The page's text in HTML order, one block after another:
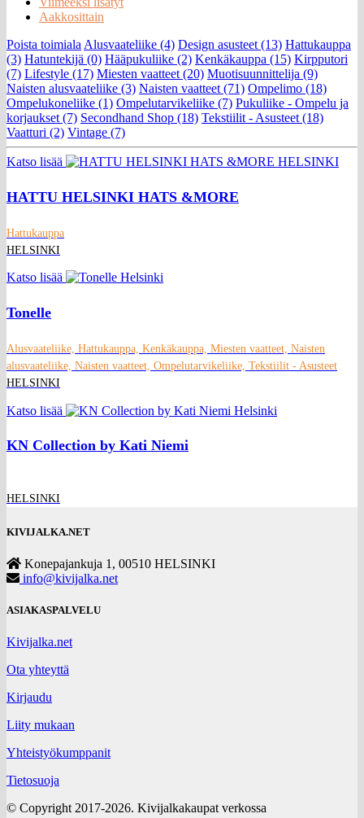
Aakkosittain
Poista toimiala Alusvaateliike (4) Design asusteet (13) Hattukauppa
(3) Hatuntekijä (0) Hääpukuliike (2) Kenkäkauppa (15) Kirpputori
(7) Lifestyle (17) Miesten vaatteet (20) Muotisuunnittelija (9)
Naisten alusvaateliike (3) Naisten vaatteet (71) Ompelimo (18)
Ompelukoneliike (1) Ompelutarvikeliike (7) Pukuliike - Ompelu ja
korjaukset (7) Secondhand Shop (18) Tekstiilit - Asusteet (18)
Vaatturi (2) Vintage (7)
Katso lisää
HATTU HELSINKI HATS &MORE
Hattukauppa
HELSINKI
Katso lisää
Tonelle
Alusvaateliike, Hattukauppa, Kenkäkauppa, Miesten vaatteet, Naisten
alusvaateliike, Naisten vaatteet, Ompelutarvikeliike, Tekstiilit - Asusteet
HELSINKI
Katso lisää
KN Collection by Kati Niemi
HELSINKI
KIVIJALKA.NET
Konepajankuja 1, 00510 HELSINKI
info@kivijalka.net
ASIAKASPALVELU
Kivijalka.net
Ota yhteyttä
Kirjaudu
Liity mukaan
Yhteistyökumppanit
Tietosuoja
© Copyright 2017-2026. Kivijalkakaupat verkossa